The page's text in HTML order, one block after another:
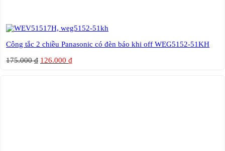
Công tắc 2 chiều Panasonic có đèn báo khi off WEG5152-51KH
175.000₫ 126.000 ₫